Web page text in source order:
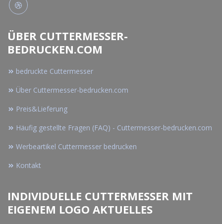
ÜBER CUTTERMESSER-
BEDRUCKEN.COM
bedruckte Cuttermesser
Über Cuttermesser-bedrucken.com
Preis&Lieferung
Häufig gestellte Fragen (FAQ) - Cuttermesser-bedrucken.com
Werbeartikel Cuttermesser bedrucken
Kontakt
INDIVIDUELLE CUTTERMESSER MIT
EIGENEM LOGO AKTUELLES